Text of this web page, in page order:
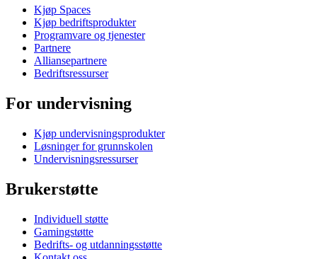
Kjøp Spaces
Kjøp bedriftsprodukter
Programvare og tjenester
Partnere
Alliansepartnere
Bedriftsressurser
For undervisning
Kjøp undervisningsprodukter
Løsninger for grunnskolen
Undervisningsressurser
Brukerstøtte
Individuell støtte
Gamingstøtte
Bedrifts- og utdanningsstøtte